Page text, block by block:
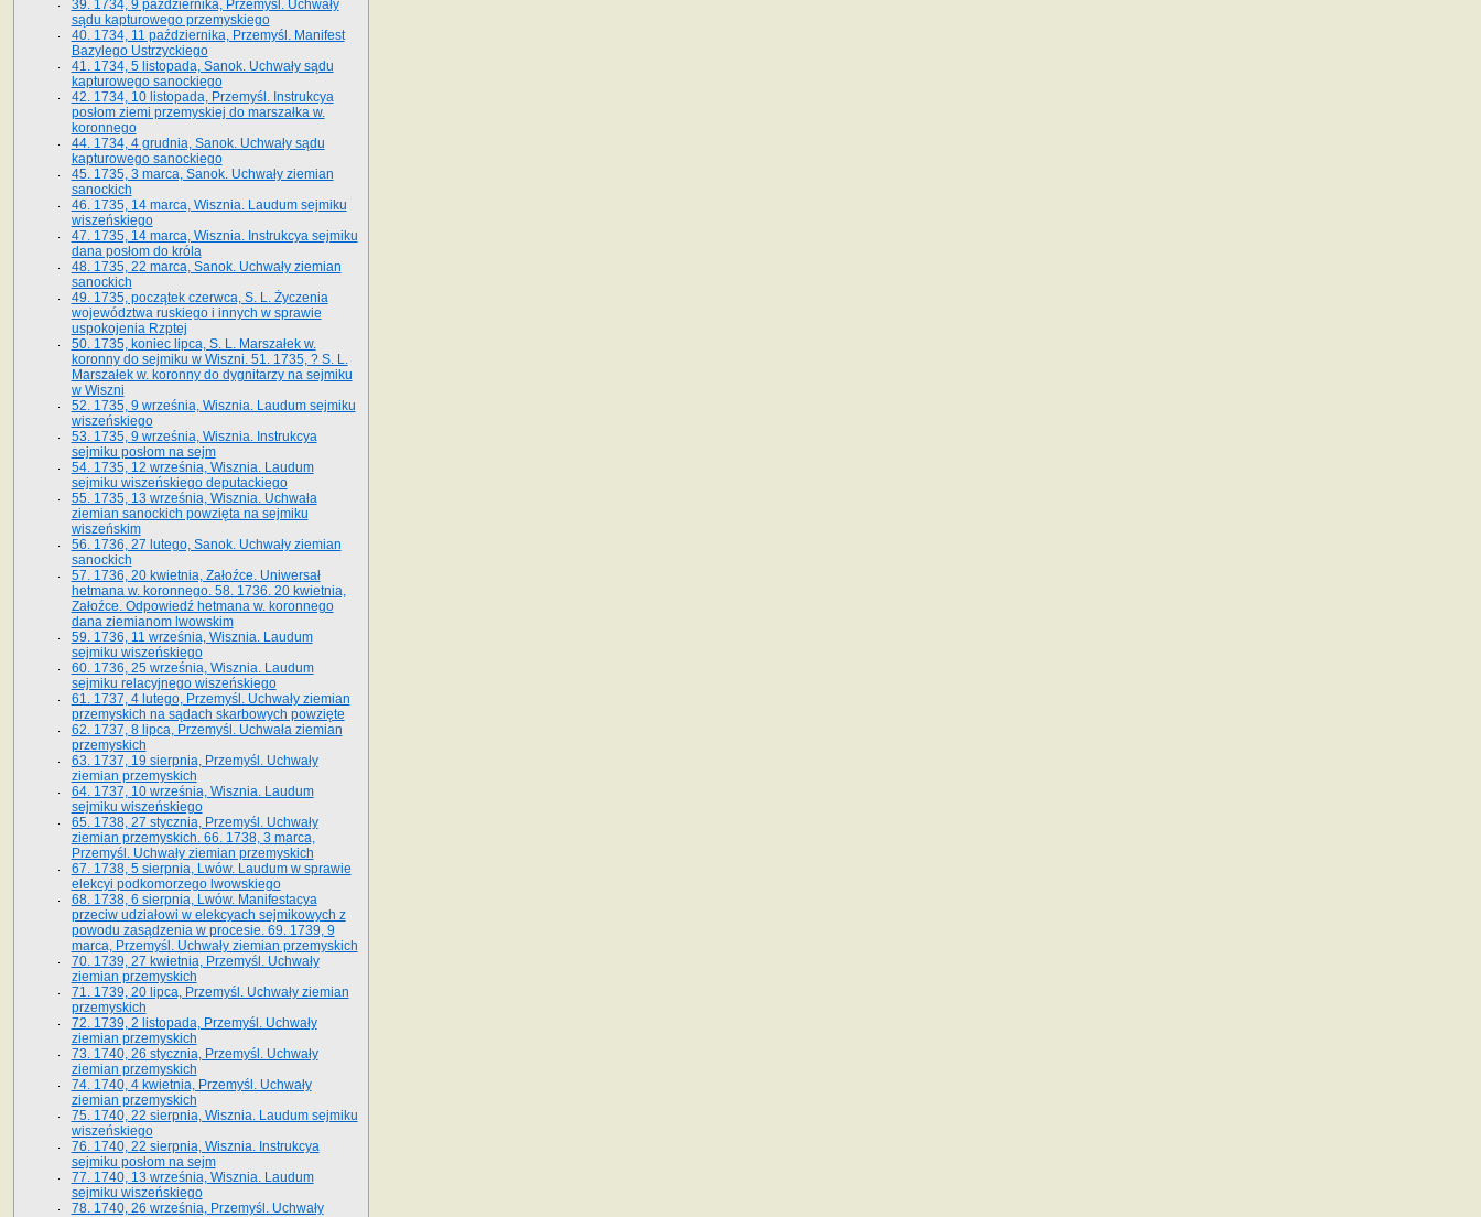
39. 1734, 9 października, Przemyśl. Uchwały
sądu kapturowego przemyskiego
40. 1734, 11 października, Przemyśl. Manifest
Bazylego Ustrzyckiego
41. 1734, 5 listopada, Sanok. Uchwały sądu
kapturowego sanockiego
42. 1734, 10 listopada, Przemyśl. Instrukcya
posłom ziemi przemyskiej do marszałka w.
koronnego
44. 1734, 4 grudnia, Sanok. Uchwały sądu
kapturowego sanockiego
45. 1735, 3 marca, Sanok. Uchwały ziemian
sanockich
46. 1735, 14 marca, Wisznia. Laudum sejmiku
wiszeńskiego
47. 1735, 14 marca, Wisznia. Instrukcya sejmiku
dana posłom do króla
48. 1735, 22 marca, Sanok. Uchwały ziemian
sanockich
49. 1735, początek czerwca, S. L. Życzenia
województwa ruskiego i innych w sprawie
uspokojenia Rzptej
50. 1735, koniec lipca, S. L. Marszałek w.
koronny do sejmiku w Wiszni. 51. 1735, ? S. L.
Marszałek w. koronny do dygnitarzy na sejmiku
w Wiszni
52. 1735, 9 września, Wisznia. Laudum sejmiku
wiszeńskiego
53. 1735, 9 września, Wisznia. Instrukcya
sejmiku posłom na sejm
54. 1735, 12 września, Wisznia. Laudum
sejmiku wiszeńskiego deputackiego
55. 1735, 13 września, Wisznia. Uchwała
ziemian sanockich powzięta na sejmiku
wiszeńskim
56. 1736, 27 lutego, Sanok. Uchwały ziemian
sanockich
57. 1736, 20 kwietnia, Załoźce. Uniwersał
hetmana w. koronnego. 58. 1736. 20 kwietnia,
Załoźce. Odpowiedź hetmana w. koronnego
dana ziemianom lwowskim
59. 1736, 11 września, Wisznia. Laudum
sejmiku wiszeńskiego
60. 1736, 25 września, Wisznia. Laudum
sejmiku relacyjnego wiszeńskiego
61. 1737, 4 lutego, Przemyśl. Uchwały ziemian
przemyskich na sądach skarbowych powzięte
62. 1737, 8 lipca, Przemyśl. Uchwała ziemian
przemyskich
63. 1737, 19 sierpnia, Przemyśl. Uchwały
ziemian przemyskich
64. 1737, 10 września, Wisznia. Laudum
sejmiku wiszeńskiego
65. 1738, 27 stycznia, Przemyśl. Uchwały
ziemian przemyskich­­. 66. 1738, 3 marca,
Przemyśl. Uchwały ziemian przemyskich­
67. 1738, 5 sierpnia, Lwów. Laudum w sprawie
elekcyi podkomorzego lwowskiego
68. 1738, 6 sierpnia, Lwów. Manifestacya
przeciw udziałowi w elekcyach sejmikowych z
powodu zasądzenia w procesie. 69. 1739, 9
marca, Przemyśl. Uchwały ziemian przemyskich
70. 1739, 27 kwietnia, Przemyśl. Uchwały
ziemian przemyskich
71. 1739, 20 lipca, Przemyśl. Uchwały ziemian
przemyskich
72. 1739, 2 listopada, Przemyśl. Uchwały
ziemian przemyskich
73. 1740, 26 stycznia, Przemyśl. Uchwały
ziemian przemyskich
74. 1740, 4 kwietnia, Przemyśl. Uchwały
ziemian przemyskich
75. 1740, 22 sierpnia, Wisznia. Laudum sejmiku
wiszeńskiego
76. 1740, 22 sierpnia, Wisznia. Instrukcya
sejmiku posłom na sejm
77. 1740, 13 września, Wisznia. Laudum
sejmiku wiszeńskiego
78. 1740, 26 września, Przemyśl. Uchwały